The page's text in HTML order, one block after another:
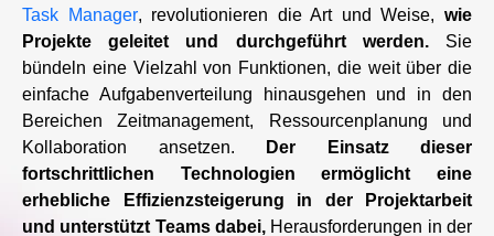
Task Manager, revolutionieren die Art und Weise,wie
Projekte geleitet und durchgeführt werden.Sie
bündeln eine Vielzahl von Funktionen, die weit über die
einfache Aufgabenverteilung hinausgehen und in den
Bereichen Zeitmanagement, Ressourcenplanung und
Kollaboration ansetzen.
Der Einsatz dieser
fortschrittlichen Technologien ermöglicht eine
erhebliche Effizienzsteigerung in der Projektarbeit
und unterstützt Teams dabei, Herausforderungen in der